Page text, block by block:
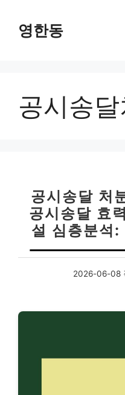
영한동
공시송
공시송달 처
공시송달 효
설 심층분석:
2026-06-08